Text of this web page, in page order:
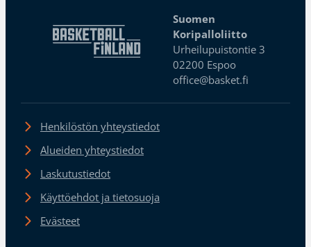
Suomen
Koripalloliitto
Urheilupuistontie 3
02200 Espoo
office@basket.fi
Henkilöstön yhteystiedot
Alueiden yhteystiedot
Laskutustiedot
Käyttöehdot ja tietosuoja
Evästeet